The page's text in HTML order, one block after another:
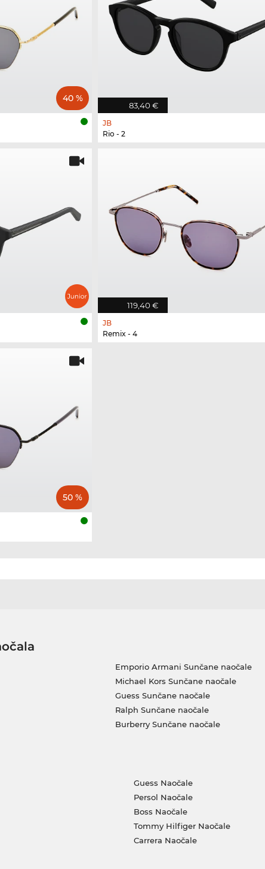
40 %
83,40 €
JB
Rio - 2
119,40 €
JB
Remix - 4
50 %
Emporio Armani Sunčane naočale
Michael Kors Sunčane naočale
Guess Sunčane naočale
Ralph Sunčane naočale
Burberry Sunčane naočale
Guess Naočale
Persol Naočale
Boss Naočale
Tommy Hilfiger Naočale
Carrera Naočale